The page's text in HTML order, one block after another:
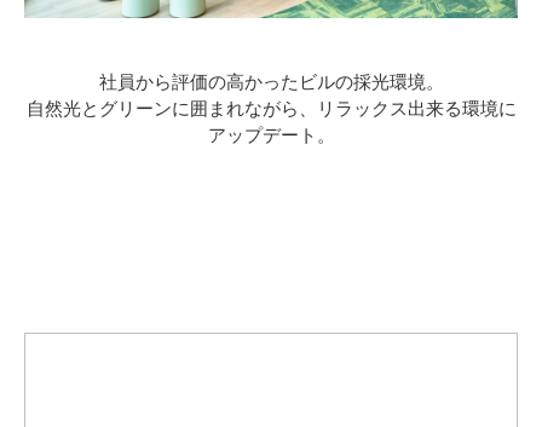
社員から評価の高かったビルの採光環境。
自然光とグリーンに囲まれながら、リラックス出来る環境に
アップデート。